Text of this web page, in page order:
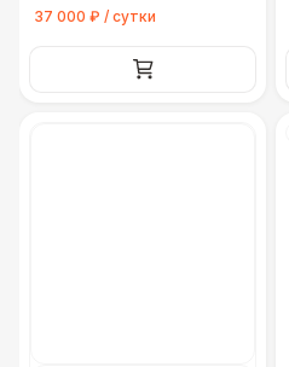
37 000 ₽ / сутки